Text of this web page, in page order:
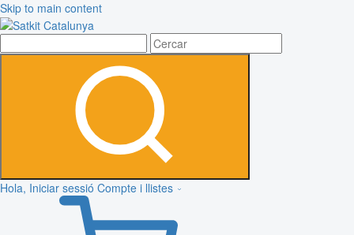
Skip to main content
Hola, Iniciar sessió Compte i llistes